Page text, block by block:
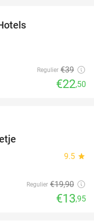
Regulier €39
€22,50
9.5 star
Regulier €19,90
€13,95